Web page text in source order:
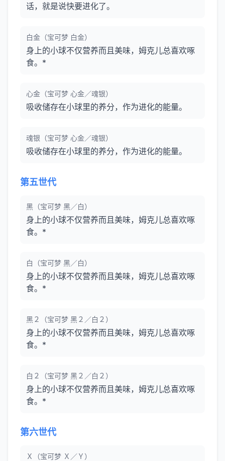
话，就是说快要进化了。
白金（宝可梦 白金）
身上的小球不仅营养而且美味，姆克儿总喜欢啄
食。*
心金（宝可梦 心金／魂银）
吸收储存在小球里的养分，作为进化的能量。
魂银（宝可梦 心金／魂银）
吸收储存在小球里的养分，作为进化的能量。
第五世代
黑（宝可梦 黑／白）
身上的小球不仅营养而且美味，姆克儿总喜欢啄
食。*
白（宝可梦 黑／白）
身上的小球不仅营养而且美味，姆克儿总喜欢啄
食。*
黑２（宝可梦 黑２／白２）
身上的小球不仅营养而且美味，姆克儿总喜欢啄
食。*
白２（宝可梦 黑２／白２）
身上的小球不仅营养而且美味，姆克儿总喜欢啄
食。*
第六世代
Ｘ（宝可梦 Ｘ／Ｙ）